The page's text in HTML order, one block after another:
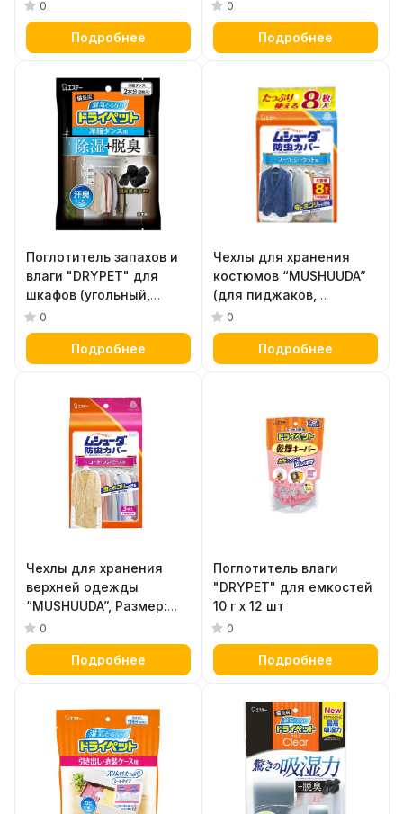
ящиков для хранения
одежды) 25 г х 12 шт
0
Подробнее
0
Подробнее
Поглотитель запахов и
влаги "DRYPET" для
шкафов (угольный,
подвесной для
платяных шкафов) 51 г х
0
Подробнее
Чехлы для хранения
костюмов “MUSHUUDA”
(для пиджаков,
рубашек, костюмов), 8
шт Размер: средний 61 х
0
Подробнее
Чехлы для хранения
верхней одежды
“MUSHUUDA”, Размер:
средний 61 * 130 см (для
платьев, пальто, шуб) 3
0
Подробнее
Поглотитель влаги
"DRYPET" для емкостей
10 г х 12 шт
0
Подробнее